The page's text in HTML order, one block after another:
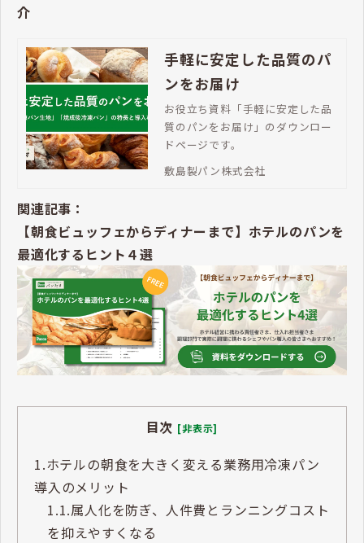
介
手軽に安定した品質のパ
ンをお届け
お役立ち資料「手軽に安定した品
質のパンをお届け」のダウンロー
ドページです。
敷島製パン株式会社
関連記事：
【朝食ビュッフェからディナーまで】ホテルのパンを
最適化するヒント４選
目次 [非表示]
1.ホテルの朝食を大きく変える業務用冷凍パン
導入のメリット
1.1.属人化を防ぎ、人件費とランニングコスト
を抑えやすくなる